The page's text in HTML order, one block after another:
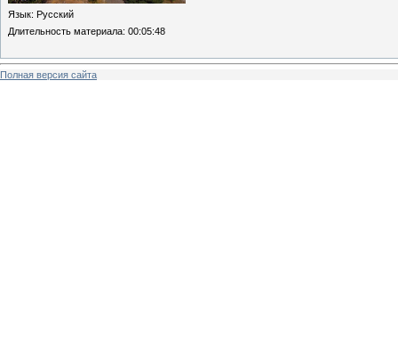
Язык: Русский
Длительность материала: 00:05:48
Полная версия сайта